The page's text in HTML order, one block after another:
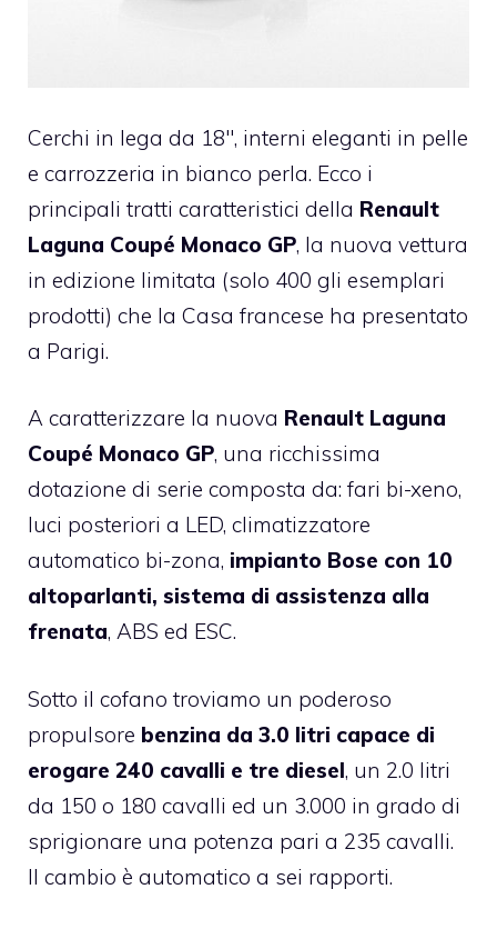
Cerchi in lega da 18″, interni eleganti in pelle
e carrozzeria in bianco perla. Ecco i
principali tratti caratteristici della Renault
Laguna Coupé Monaco GP, la nuova vettura
in edizione limitata (solo 400 gli esemplari
prodotti) che la Casa francese ha presentato
a Parigi.
A caratterizzare la nuova Renault Laguna
Coupé Monaco GP, una ricchissima
dotazione di serie composta da: fari bi-xeno,
luci posteriori a LED, climatizzatore
automatico bi-zona, impianto Bose con 10
altoparlanti, sistema di assistenza alla
frenata, ABS ed ESC.
Sotto il cofano troviamo un poderoso
propulsore benzina da 3.0 litri capace di
erogare 240 cavalli e tre diesel, un 2.0 litri
da 150 o 180 cavalli ed un 3.000 in grado di
sprigionare una potenza pari a 235 cavalli.
Il cambio è automatico a sei rapporti.